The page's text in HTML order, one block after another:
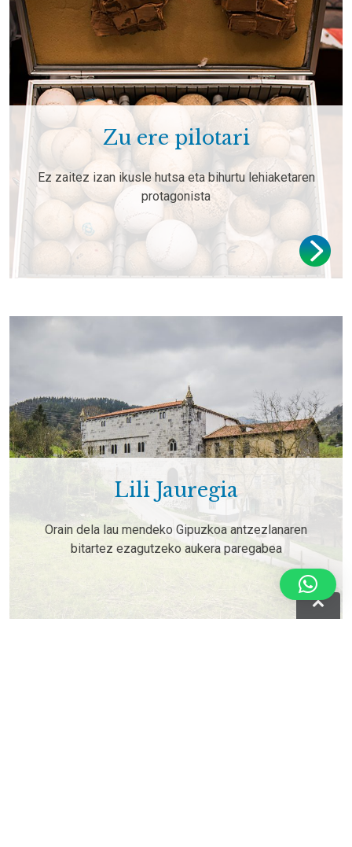
Zu ere pilotari
Ez zaitez izan ikusle hutsa eta bihurtu lehiaketaren
protagonista
Lili Jauregia
Orain dela lau mendeko Gipuzkoa antzezlanaren
bitartez ezagutzeko aukera paregabea